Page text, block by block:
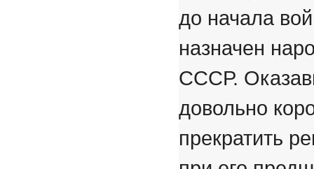
до начала
назначен
СССР.
довольно
прекратить